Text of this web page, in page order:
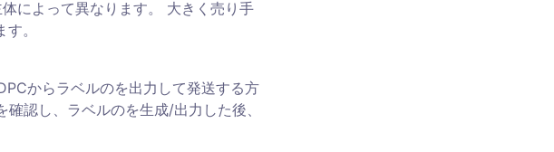
によって異なります。 大きく売り手
。
からラベルのを出力して発送する方
認し、ラベルのを生成/出力した後、